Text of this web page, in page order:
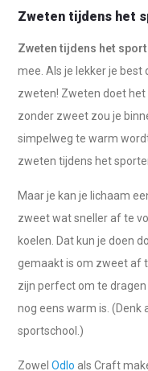
Zweten tijdens het
Zweten tijdens het
mee. Als je lekker je best
zweten! Zweten doet
zonder zweet zou je
simpelweg te warm
zweten tijdens het
Maar je kan je lichaam
zweet wat sneller af te
koelen. Dat kun je doen
gemaakt is om zweet af
zijn perfect om te
nog eens warm is. (Denk
sportschool.)
ZowelOdlo als Craft